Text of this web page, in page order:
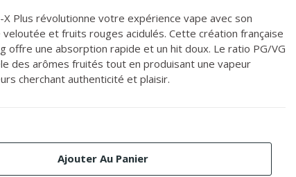
X Plus révolutionne votre expérience vape avec son
et fruits rouges acidulés. Cette création française
offre une absorption rapide et un hit doux. Le ratio PG/VG
des arômes fruités tout en produisant une vapeur
cherchant authenticité et plaisir.
Ajouter Au Panier